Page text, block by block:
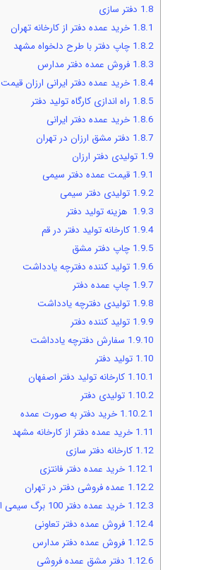
1.8 دفتر سازی
1.8.1 خرید عمده دفتر از کارخانه تهران
1.8.2 چاپ دفتر با طرح دلخواه مشهد
1.8.3 فروش عمده دفتر مدارس
1.8.4 خرید عمده دفتر ایرانی ارزان قیمت
1.8.5 راه اندازی کارگاه تولید دفتر
1.8.6 خرید عمده دفتر ایرانی
1.8.7 دفتر مشق ارزان در تهران
1.9 تولیدی دفتر ارزان
1.9.1 قیمت عمده دفتر سیمی
1.9.2 تولیدی دفتر سیمی
1.9.3 هزینه تولید دفتر
1.9.4 کارخانه تولید دفتر در قم
1.9.5 چاپ دفتر مشق
1.9.6 تولید کننده دفترچه یادداشت
1.9.7 چاپ عمده دفتر
1.9.8 تولیدی دفترچه یادداشت
1.9.9 تولید کننده دفتر
1.9.10 سفارش دفترچه یادداشت
1.10 تولید دفتر
1.10.1 کارخانه تولید دفتر اصفهان
1.10.2 تولیدی دفتر
1.10.2.1 خرید دفتر به صورت عمده
1.11 خرید عمده دفتر از کارخانه مشهد
1.12 کارخانه دفتر سازی
1.12.1 خرید عمده دفتر فانتزی
1.12.2 عمده فروشی دفتر در تهران
1.12.3 خرید عمده دفتر 100 برگ سیمی ارزان
1.12.4 فروش عمده دفتر تعاونی
1.12.5 فروش عمده دفتر مدارس
1.12.6 دفتر مشق عمده فروشی